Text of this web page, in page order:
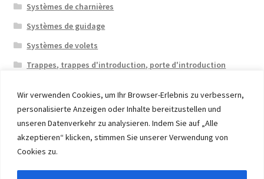
Wir verwenden Cookies, um Ihr Browser-Erlebnis zu verbessern,
personalisierte Anzeigen oder Inhalte bereitzustellen und
unseren Datenverkehr zu analysieren. Indem Sie auf „Alle
akzeptieren“ klicken, stimmen Sie unserer Verwendung von
Cookies zu.
Systèmes de charnières
Systèmes de guidage
Systèmes de volets
Trappes, trappes d'introduction, porte d'introduction
© 2026 Eruon Trade UG, Germany, member of the ERUON